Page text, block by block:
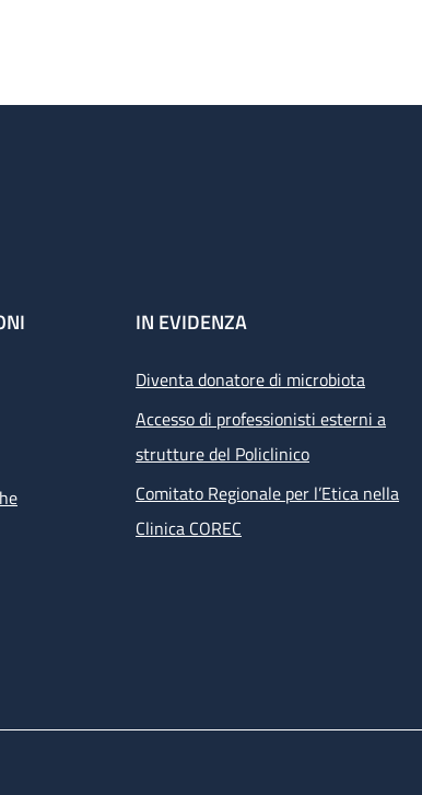
IN EVIDENZA
Diventa donatore di microbiota
Accesso di professionisti esterni a
strutture del Policlinico
Comitato Regionale per l’Etica nella
Clinica COREC